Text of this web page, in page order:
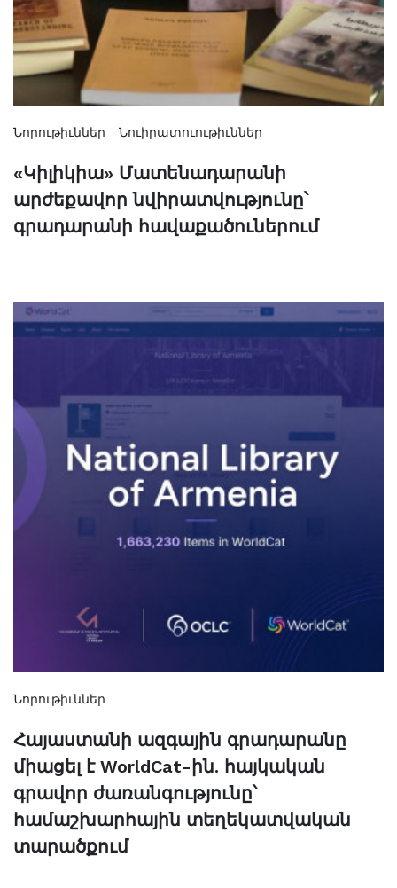
Նորութիւններ Նուիրատուութիւններ
«Կիլիկիա» Մատենադարանի
արժեքավոր նվիրատվությունը՝
գրադարանի հավաքածուներում
Նորութիւններ
Հայաստանի ազգային գրադարանը
միացել է WorldCat-ին. հայկական
գրավոր ժառանգությունը՝
համաշխարհային տեղեկատվական
տարածքում